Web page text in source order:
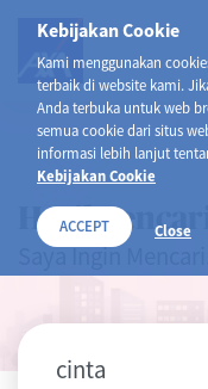
Kebijakan Cookie
Kami menggunakan
terbaik di website kami.
Anda terbuka untuk web
semua cookie dari situs
informasi lebih lanjut
Kebijakan Cookie
ACCEPT Close
Hasil
Saya Ingin